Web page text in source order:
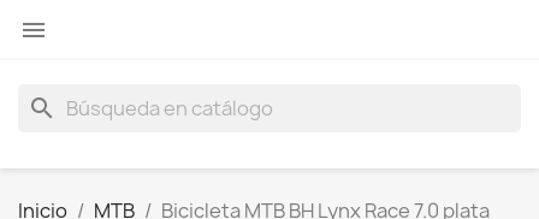

search
Inicio MTB
Bicicleta MTB BH Lynx Race 7.0 plata